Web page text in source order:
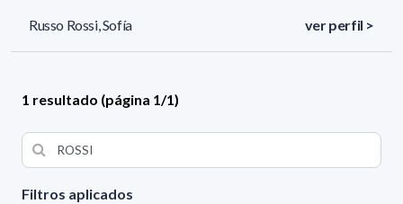
Filtros aplicados
Russo Rossi, Sofía ver perfil >
1 resultado (página 1/1)